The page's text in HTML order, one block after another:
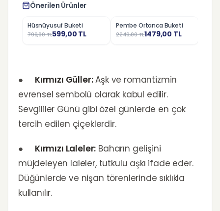
Önerilen Ürünler
%25
Hüsnüyusuf Buketi
799,00TL599,00 TL
%34
Pembe Ortanca Buketi
2249,00TL1479,00 TL
● Kırmızı Güller:Aşk ve romantizmin
evrensel sembolü olarak kabul edilir.
Sevgililer Günü gibi özel günlerde en çok
tercih edilen çiçeklerdir.
● Kırmızı Laleler: Baharın gelişini
müjdeleyen laleler, tutkulu aşkı ifade eder.
Düğünlerde ve nişan törenlerinde sıklıkla
kullanılır.